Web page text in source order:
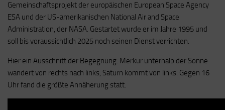
Gemeinschaftsprojekt der europäischen European Space Agency
ESA und der US-amerikanischen National Air and Space
Administration, der NASA. Gestartet wurde er im Jahre 1995 und
soll bis voraussichtlich 2025 noch seinen Dienst verrichten.
Hier ein Ausschnitt der Begegnung. Merkur unterhalb der Sonne
wandert von rechts nach links, Saturn kommt von links. Gegen 16
Uhr fand die größte Annäherung statt.